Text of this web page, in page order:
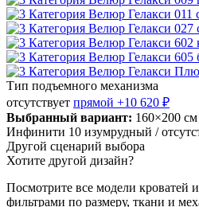
Тип подъемного механизма
отсутствует прямой +10 620 ₽
Выбранный вариант: 160×200 см
Инфинити 10 изумрудный /
Другой сценарий выбора
Хотите другой дизайн?
Посмотрите все модели кроватей
фильтрами по размеру, ткани и